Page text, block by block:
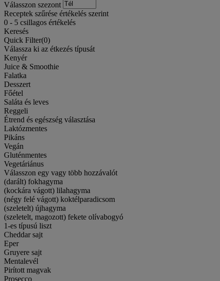
Válasszon szezont
Receptek szűrése értékelés szerint
0 - 5 csillagos értékelés
Keresés
Quick Filter(0)
Válassza ki az étkezés típusát
Kenyér
Juice & Smoothie
Falatka
Desszert
Főétel
Saláta és leves
Reggeli
Étrend és egészség választása
Laktózmentes
Pikáns
Vegán
Gluténmentes
Vegetáriánus
Válasszon egy vagy több hozzávalót
(darált) fokhagyma
(kockára vágott) lilahagyma
(négy felé vágott) koktélparadicsom
(szeletelt) újhagyma
(szeletelt, magozott) fekete olívabogyó
1-es típusú liszt
Cheddar sajt
Eper
Gruyere sajt
Mentalevél
Pirított magvak
Prosecco